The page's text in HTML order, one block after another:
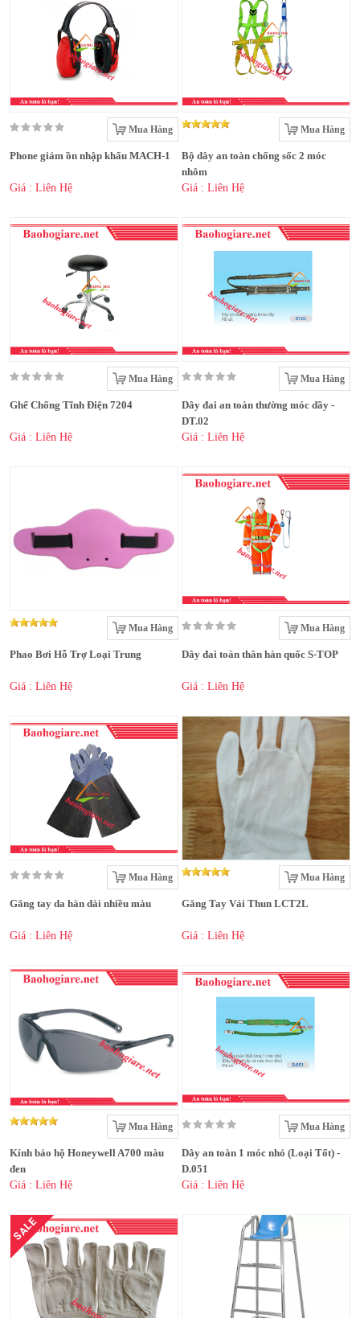
Mua Hàng
Phone giảm ồn nhập khẩu MACH-1
Giá : Liên Hệ
Mua Hàng
Bộ dây an toàn chống sốc 2 móc
nhôm
Giá : Liên Hệ
Mua Hàng
Ghế Chống Tĩnh Điện 7204
Giá : Liên Hệ
Mua Hàng
Dây đai an toàn thường móc dầy -
DT.02
Giá : Liên Hệ
Mua Hàng
Phao Bơi Hỗ Trợ Loại Trung
Giá : Liên Hệ
Mua Hàng
Dây đai toàn thân hàn quốc S-TOP
Giá : Liên Hệ
Mua Hàng
Găng tay da hàn dài nhiều màu
Giá : Liên Hệ
Mua Hàng
Găng Tay Vải Thun LCT2L
Giá : Liên Hệ
Mua Hàng
Kính bảo hộ Honeywell A700 màu
đen
Giá : Liên Hệ
Mua Hàng
Dây an toàn 1 móc nhỏ (Loại Tốt) -
D.051
Giá : Liên Hệ
SALE